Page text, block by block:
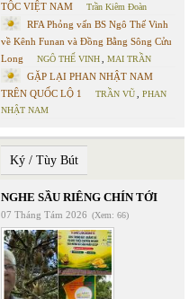
TỘC VIỆT NAM
Trần Kiêm Đoàn
RFA Phỏng vấn BS Ngô Thế Vinh
về Kênh Funan và Đồng Bằng Sông Cửu
Long
NGÔ THẾ VINH, MAI TRẦN
GẶP LẠI PHAN NHẬT NAM
TRÊN QUỐC LỘ 1
TRẦN VŨ, PHAN
NHẬT NAM
Ký / Tùy Bút
NGHE SẦU RIÊNG CHÍN TỚI
07 Tháng Tám 2026 (Xem: 66)